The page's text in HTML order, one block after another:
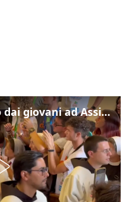
Papa Leone acclamato dai giovani ad Assisi: cori e applausi